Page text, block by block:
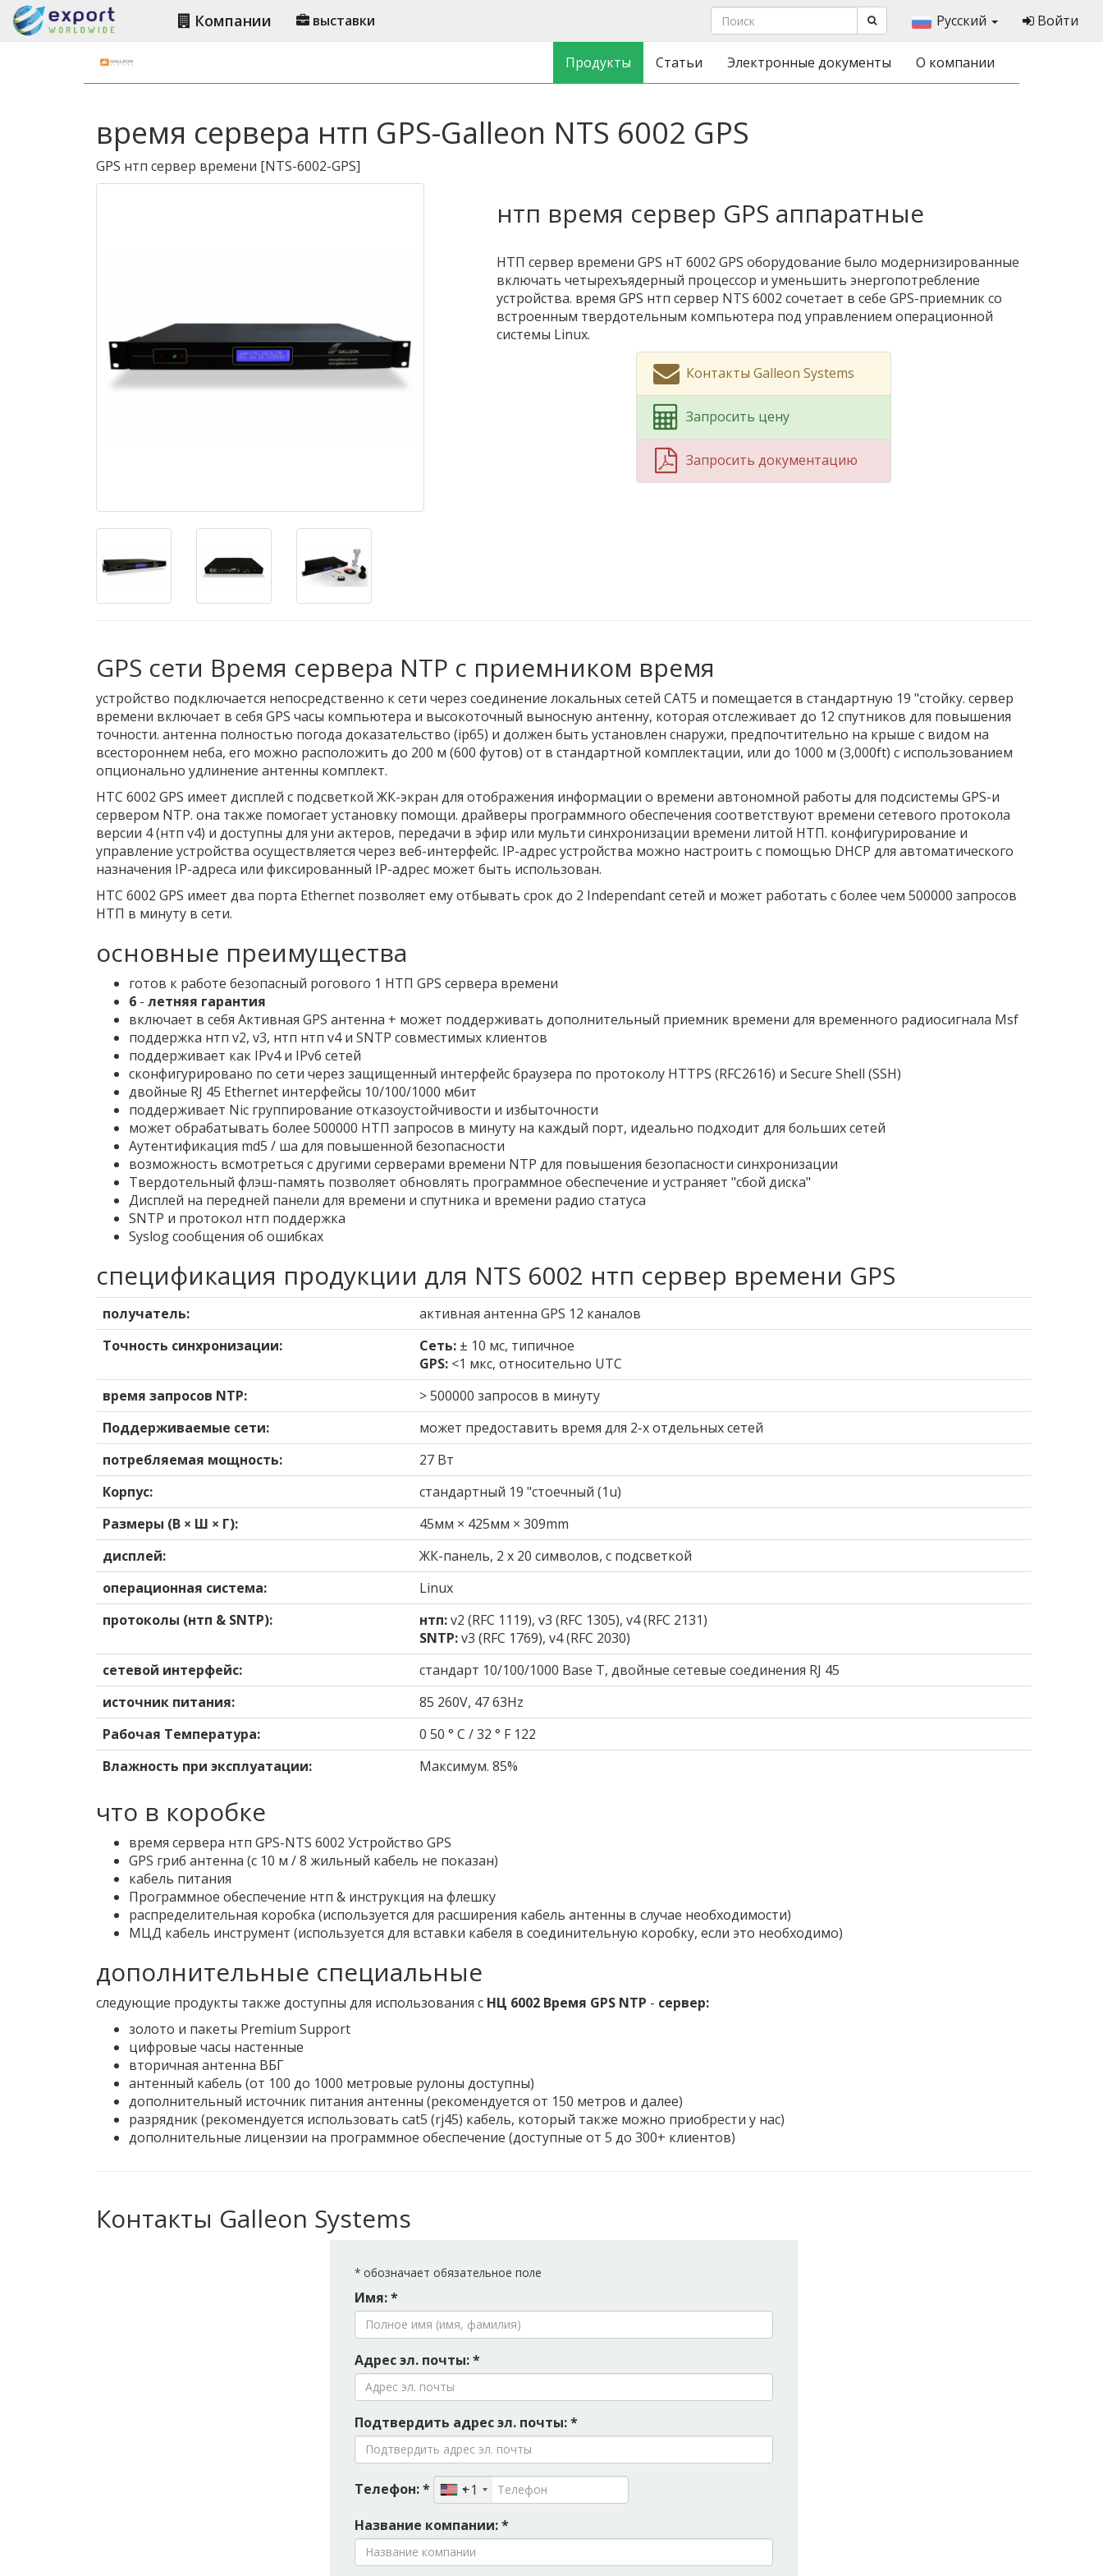
Компании выставки Русский Войти
Продукты Статьи Электронные документы О компании
время сервера нтп GPS-Galleon NTS 6002 GPS
GPS нтп сервер времени [NTS-6002-GPS]
нтп время сервер GPS аппаратные
НТП сервер времени GPS нТ 6002 GPS оборудование было модернизированные
включать четырехъядерный процессор и уменьшить энергопотребление
устройства. время GPS нтп сервер NTS 6002 сочетает в себе GPS-приемник со
встроенным твердотельным компьютера под управлением операционной
системы Linux.
Контакты Galleon Systems
Запросить цену
Запросить документацию
GPS сети Время сервера NTP с приемником время
устройство подключается непосредственно к сети через соединение локальных сетей CAT5 и помещается в стандартную 19 "стойку. сервер
времени включает в себя GPS часы компьютера и высокоточный выносную антенну, которая отслеживает до 12 спутников для повышения
точности. антенна полностью погода доказательство (ip65) и должен быть установлен снаружи, предпочтительно на крыше с видом на
всестороннем неба, его можно расположить до 200 м (600 футов) от в стандартной комплектации, или до 1000 м (3,000ft) с использованием
опционально удлинение антенны комплект.
НТС 6002 GPS имеет дисплей с подсветкой ЖК-экран для отображения информации о времени автономной работы для подсистемы GPS-и
сервером NTP. она также помогает установку помощи. драйверы программного обеспечения соответствуют времени сетевого протокола
версии 4 (нтп v4) и доступны для уни актеров, передачи в эфир или мульти синхронизации времени литой НТП. конфигурирование и
управление устройства осуществляется через веб-интерфейс. IP-адрес устройства можно настроить с помощью DHCP для автоматического
назначения IP-адреса или фиксированный IP-адрес может быть использован.
НТС 6002 GPS имеет два порта Ethernet позволяет ему отбывать срок до 2 Independant сетей и может работать с более чем 500000 запросов
НТП в минуту в сети.
основные преимущества
готов к работе безопасный рогового 1 НТП GPS сервера времени
6 - летняя гарантия
включает в себя Активная GPS антенна + может поддерживать дополнительный приемник времени для временного радиосигнала Msf
поддержка нтп v2, v3, нтп нтп v4 и SNTP совместимых клиентов
поддерживает как IPv4 и IPv6 сетей
сконфигурировано по сети через защищенный интерфейс браузера по протоколу HTTPS (RFC2616) и Secure Shell (SSH)
двойные RJ 45 Ethernet интерфейсы 10/100/1000 мбит
поддерживает Nic группирование отказоустойчивости и избыточности
может обрабатывать более 500000 НТП запросов в минуту на каждый порт, идеально подходит для больших сетей
Аутентификация md5 / ша для повышенной безопасности
возможность всмотреться с другими серверами времени NTP для повышения безопасности синхронизации
Твердотельный флэш-память позволяет обновлять программное обеспечение и устраняет "сбой диска"
Дисплей на передней панели для времени и спутника и времени радио статуса
SNTP и протокол нтп поддержка
Syslog сообщения об ошибках
спецификация продукции для NTS 6002 нтп сервер времени GPS
получатель:
активная антенна GPS 12 каналов
Точность синхронизации:
Сеть: ± 10 мс, типичное
GPS: <1 мкс, относительно UTC
время запросов NTP:
> 500000 запросов в минуту
Поддерживаемые сети:
может предоставить время для 2-х отдельных сетей
потребляемая мощность:
27 Вт
Корпус:
стандартный 19 "стоечный (1u)
Размеры (В × Ш × Г):
45мм × 425мм × 309mm
дисплей:
ЖК-панель, 2 х 20 символов, с подсветкой
операционная система:
Linux
протоколы (нтп & SNTP):
нтп:v2 (RFC 1119), v3 (RFC 1305), v4 (RFC 2131)
SNTP:v3 (RFC 1769), v4 (RFC 2030)
сетевой интерфейс:
стандарт 10/100/1000 Base T, двойные сетевые соединения RJ 45
источник питания:
85 260V, 47 63Hz
Рабочая Температура:
0 50 ° C / 32 ° F 122
Влажность при эксплуатации:
Максимум. 85%
что в коробке
время сервера нтп GPS-NTS 6002 Устройство GPS
GPS гриб антенна (с 10 м / 8 жильный кабель не показан)
кабель питания
Программное обеспечение нтп & инструкция на флешку
распределительная коробка (используется для расширения кабель антенны в случае необходимости)
МЦД кабель инструмент (используется для вставки кабеля в соединительную коробку, если это необходимо)
дополнительные специальные
следующие продукты также доступны для использования с НЦ 6002 Время GPS NTP - сервер:
золото и пакеты Premium Support
цифровые часы настенные
вторичная антенна ВБГ
антенный кабель (от 100 до 1000 метровые рулоны доступны)
дополнительный источник питания антенны (рекомендуется от 150 метров и далее)
разрядник (рекомендуется использовать cat5 (rj45) кабель, который также можно приобрести у нас)
дополнительные лицензии на программное обеспечение (доступные от 5 до 300+ клиентов)
Контакты Galleon Systems
* обозначает обязательное поле
Имя: *
Адрес эл. почты: *
Подтвердить адрес эл. почты: *
Телефон: *
+1
Название компании: *